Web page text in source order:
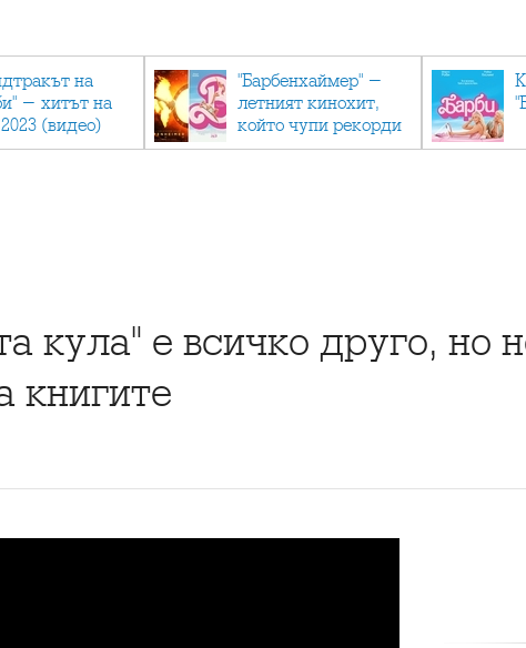
на
- хитът на
(видео)
"Барбенхаймер" -
летният кинохит,
който чупи рекорди
кула" е всичко друго, но
книгите